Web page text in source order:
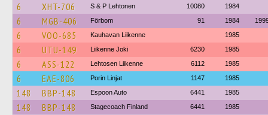
6 XHT-706 S & P Lehtonen 10080 1984
6 MGB-406 Förbom 91 1984
6 VOO-685 Kauhavan Liikenne 1985
6 UTU-149 Liikenne Joki 6230 1985
6 ASS-122 Lehtosen Liikenne 6112 1985
6 EAE-806 Porin Linjat 1147 1985
148 BBP-148 Espoon Auto 6441 1985
148 BBP-148 Stagecoach Finland 6441 1985